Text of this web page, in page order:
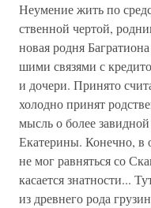
Неумение жить по
ственной чертой,
новая родня
шими связями с
и дочери. Принято
холод­но принят
мысль о более
Екатерины. Конеч­но, в
не мог равняться со
касается знатности...
из древнего рода